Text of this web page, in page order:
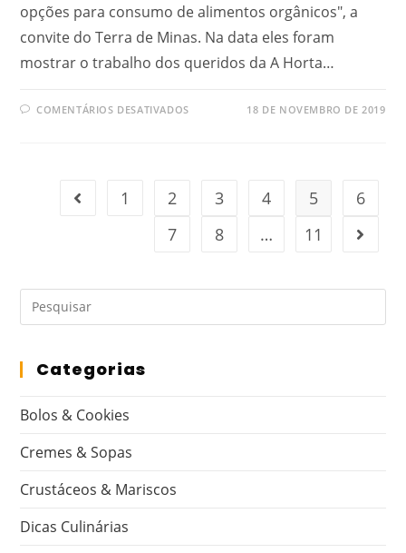
opções para consumo de alimentos orgânicos", a
convite do Terra de Minas. Na data eles foram
mostrar o trabalho dos queridos da A Horta…
COMENTÁRIOS DESATIVADOS 18 DE NOVEMBRO DE 2019
1 2 3 4 5
6
7
8 … 11
Categorias
Bolos & Cookies
Cremes & Sopas
Crustáceos & Mariscos
Dicas Culinárias